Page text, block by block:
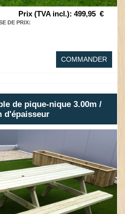
Prix (TVA incl.): 499,95 €
DE PRIX:
COMMANDER
de pique-nique 3.00m /
d'épaisseur